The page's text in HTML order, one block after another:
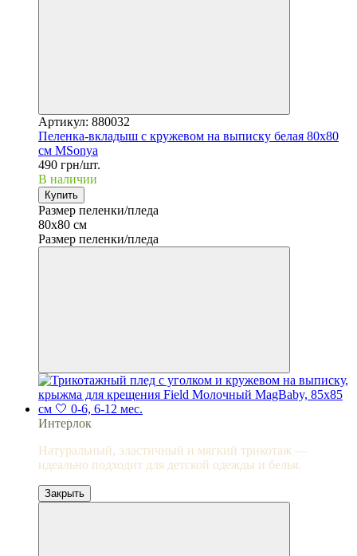
Артикул: 880032
Пеленка-вкладыш с кружевом на выписку белая 80х80
см MSonya
490 грн/шт.
В наличии
Купить
Размер пеленки/пледа
80х80 см
Размер пеленки/пледа
Интерлок
Натуральный, эластичный и мягкий трикотаж —
идеально подходит для детской одежды и белья.
Закрыть